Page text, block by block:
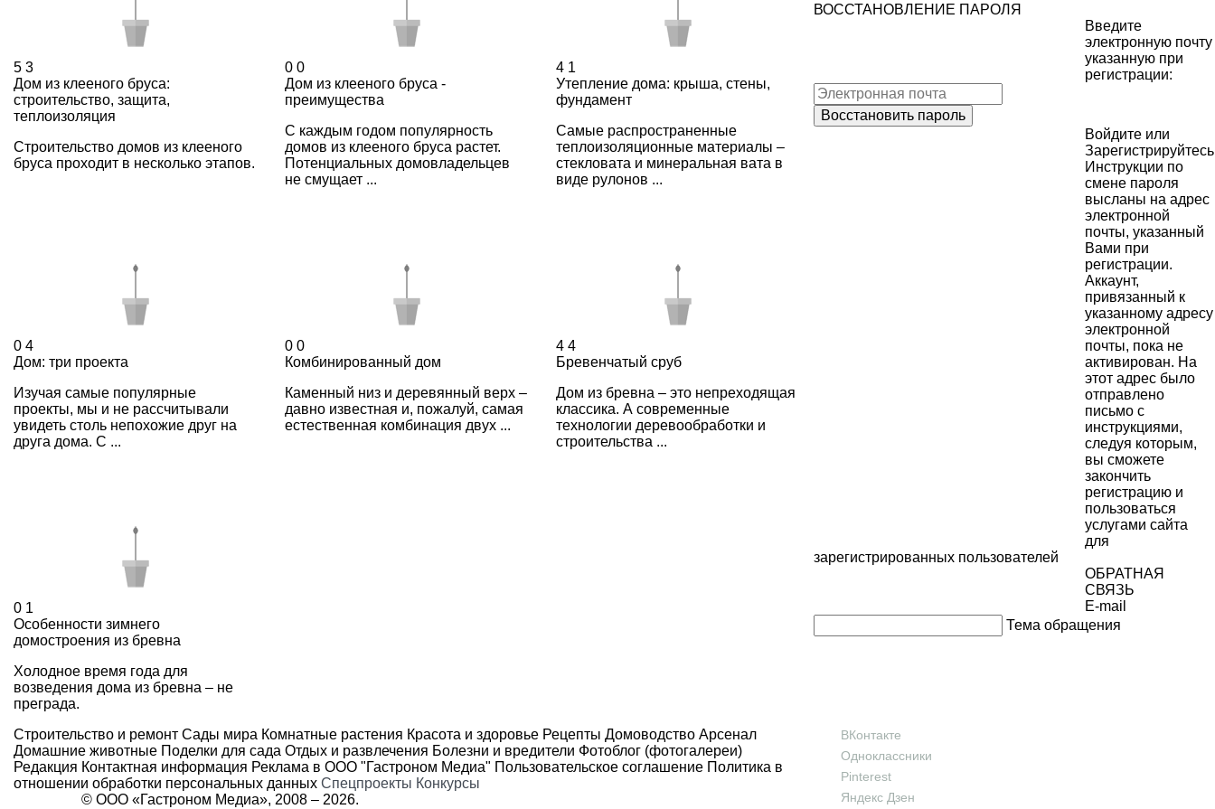
5 3
Дом из клееного бруса:
строительство, защита,
теплоизоляция
Строительство домов из клееного
бруса проходит в несколько этапов.
0 0
Дом из клееного бруса -
преимущества
С каждым годом популярность
домов из клееного бруса растет.
Потенциальных домовладельцев
не смущает ...
4 1
Утепление дома: крыша, стены,
фундамент
Самые распространенные
теплоизоляционные материалы –
стекловата и минеральная вата в
виде рулонов ...
0 4
Дом: три проекта
Изучая самые популярные
проекты, мы и не рассчитывали
увидеть столь непохожие друг на
друга дома. С ...
0 0
Комбинированный дом
Каменный низ и деревянный верх –
давно известная и, пожалуй, самая
естественная комбинация двух ...
4 4
Бревенчатый сруб
Дом из бревна – это непреходящая
классика. А современные
технологии деревообработки и
строительства ...
0 1
Особенности зимнего
домостроения из бревна
Холодное время года для
возведения дома из бревна – не
преграда.
Строительство и ремонт Сады мира Комнатные растения Красота и здоровье Рецепты Домоводство Арсенал
Домашние животные Поделки для сада Отдых и развлечения Болезни и вредители Фотоблог (фотогалереи)
Редакция Контактная информация Реклама в ООО "Гастроном Медиа" Пользовательское соглашение Политика в
отношении обработки персональных данных Спецпроекты Конкурсы
© ООО «Гастроном Медиа», 2008 – 2026.
ВКонтакте
Одноклассники
Pinterest
Яндекс Дзен
ВОССТАНОВЛЕНИЕ ПАРОЛЯ
Введите
электронную почту
указанную при
регистрации:
Войдите или
Зарегистрируйтесь
Инструкции по
смене пароля
высланы на адрес
электронной
почты, указанный
Вами при
регистрации.
Аккаунт,
привязанный к
указанному адресу
электронной
почты, пока не
активирован. На
этот адрес было
отправлено
письмо с
инструкциями,
следуя которым,
вы сможете
закончить
регистрацию и
пользоваться
услугами сайта
для
зарегистрированных пользователей
ОБРАТНАЯ
СВЯЗЬ
E-mail
Тема обращения